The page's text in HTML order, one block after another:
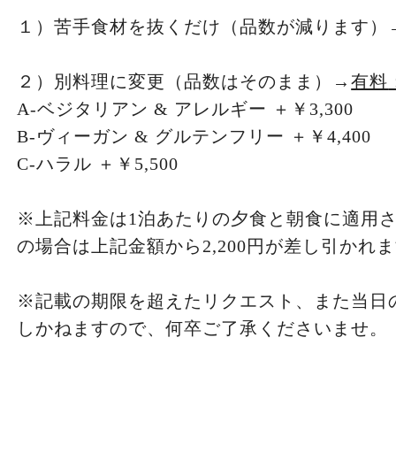
１）苦手食材を抜くだけ（品数が減ります
２）別料理に変更（品数はそのまま）→有料
A-ベジタリアン & アレルギー ＋￥3,300
B-ヴィーガン & グルテンフリー ＋￥4,400
C-ハラル ＋￥5,500
※上記料金は1泊あたりの夕食と朝食に適用
の場合は上記金額から2,200円が差し引かれ
※記載の期限を超えたリクエスト、また当日
しかねますので、何卒ご了承くださいませ。